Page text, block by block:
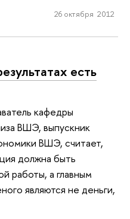
26 октября 2012
есть
кафедры
ВШЭ, выпускник
ВШЭ, считает,
должна быть
работы, а главным
являются не деньги,